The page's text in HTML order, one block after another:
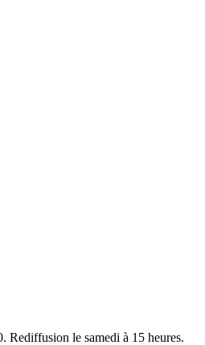
Rediffusion le samedi à 15 heures.